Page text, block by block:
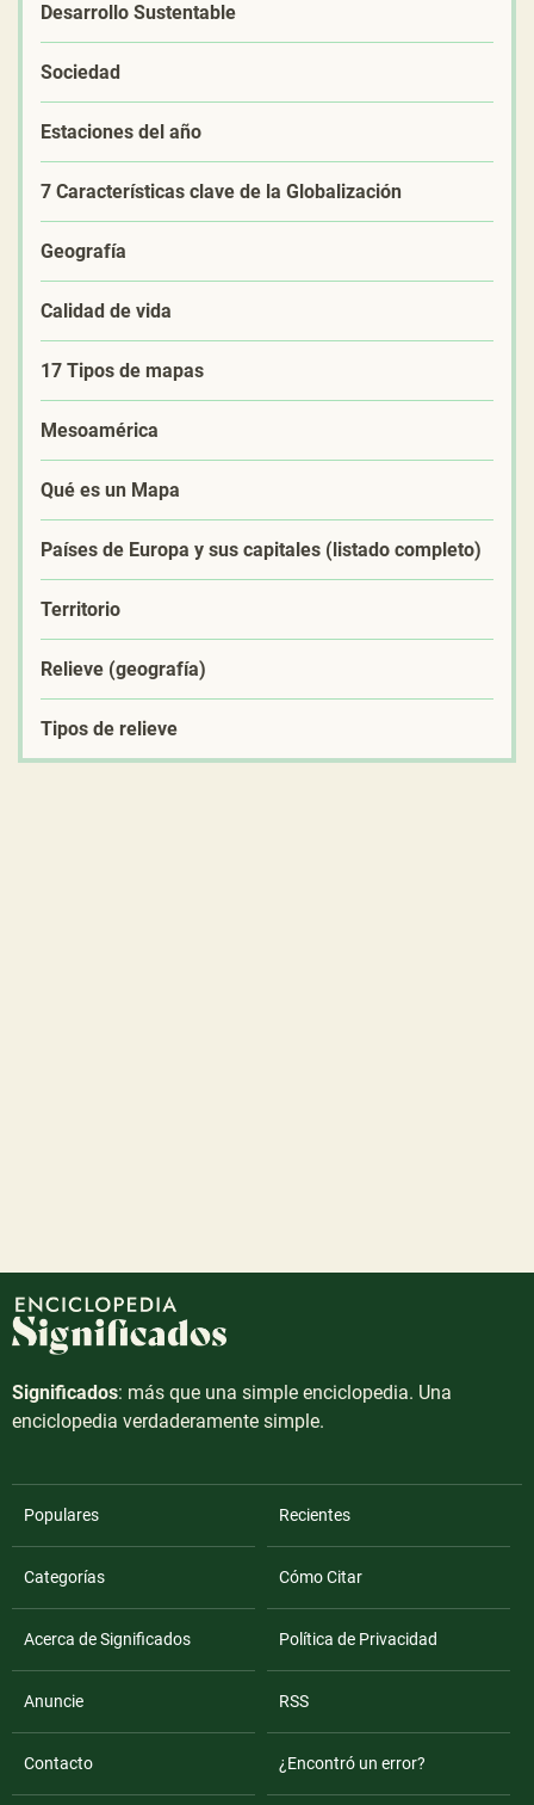
Desarrollo Sustentable
Sociedad
Estaciones del año
7 Características clave de la Globalización
Geografía
Calidad de vida
17 Tipos de mapas
Mesoamérica
Qué es un Mapa
Países de Europa y sus capitales (listado completo)
Territorio
Relieve (geografía)
Tipos de relieve
Significados: más que una simple enciclopedia. Una
enciclopedia verdaderamente simple.
Populares Recientes
Categorías Cómo Citar
Acerca de Significados Política de Privacidad
Anuncie RSS
Contacto ¿Encontró un error?